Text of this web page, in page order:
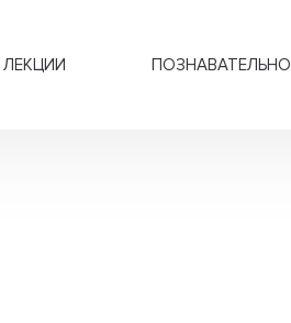
ЛЕКЦИИ ПОЗНАВАТЕЛЬНО